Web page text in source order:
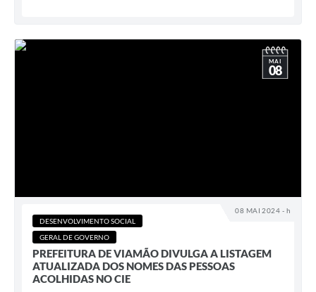
08 MAI 2024 - h
MAI
08
DESENVOLVIMENTO SOCIAL
GERAL DE GOVERNO
PREFEITURA DE VIAMÃO DIVULGA A LISTAGEM
ATUALIZADA DOS NOMES DAS PESSOAS
ACOLHIDAS NO CIE